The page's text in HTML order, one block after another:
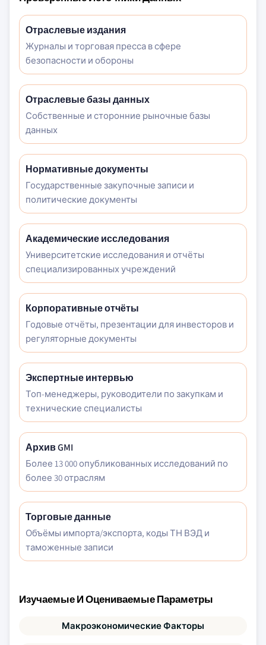
Отраслевые издания
Журналы и торговая пресса в сфере
безопасности и обороны
Отраслевые базы данных
Собственные и сторонние рыночные базы
данных
Нормативные документы
Государственные закупочные записи и
политические документы
Академические исследования
Университетские исследования и отчёты
специализированных учреждений
Корпоративные отчёты
Годовые отчёты, презентации для инвесторов и
регуляторные документы
Экспертные интервью
Топ-менеджеры, руководители по закупкам и
технические специалисты
Архив GMI
Более 13 000 опубликованных исследований по
более 30 отраслям
Торговые данные
Объёмы импорта/экспорта, коды ТН ВЭД и
таможенные записи
Изучаемые И Оцениваемые Параметры
Макроэкономические Факторы